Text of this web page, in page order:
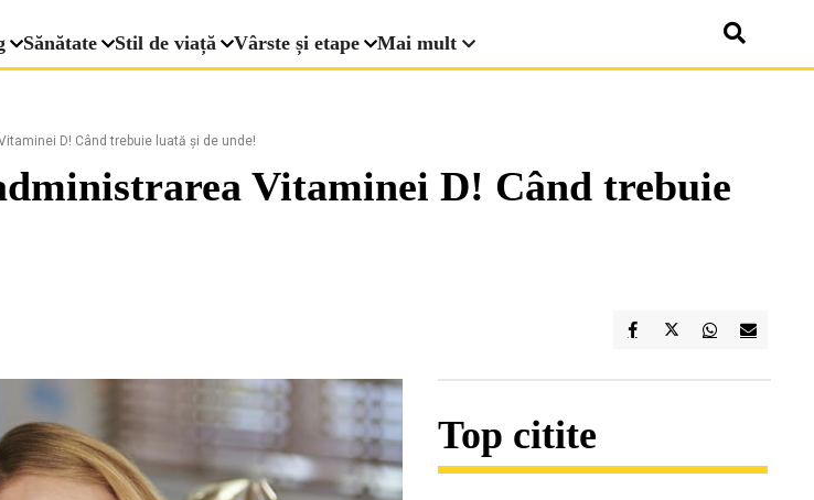
Sănătate Stil de viață Vârste și etape Mai mult
D! Când trebuie luată și de unde!
Vitaminei D! Când trebuie
Top citite